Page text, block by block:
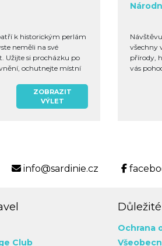
k historickým perlám
neměli na své
Užijte si procházku po
ochutnejte místní
ZOBRAZIT
VÝLET
všechny
přírody,
vás
info@sardinie.cz
Club
Ochrana